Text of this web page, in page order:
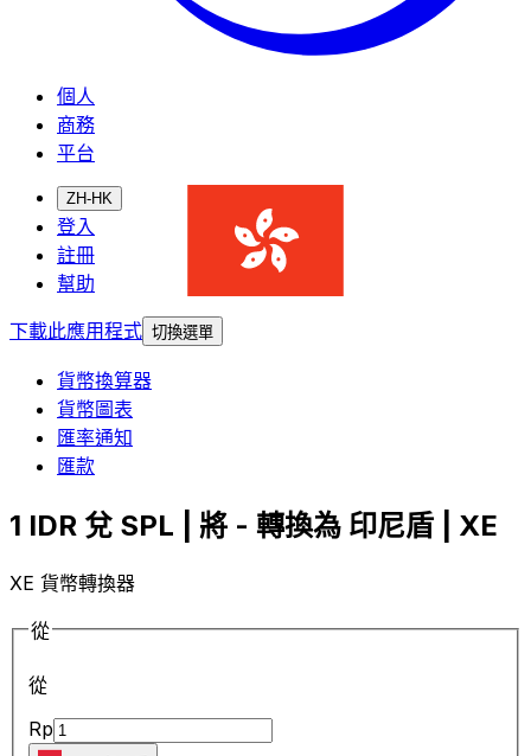
個人
商務
平台
ZH-HK
登入
註冊
幫助
下載此應用程式 切換選單
貨幣換算器
貨幣圖表
匯率通知
匯款
1 IDR 兌 SPL | 將 - 轉換為 印尼盾 | XE
XE 貨幣轉換器
從
從
Rp